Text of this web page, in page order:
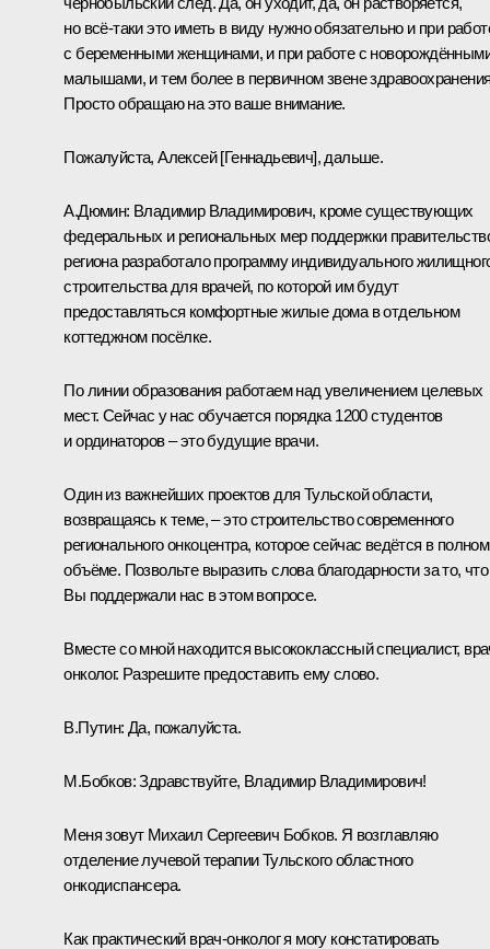
но всё-таки это иметь в виду нужно обязательно и при
с беременными женщинами, и при работе с
малышами, и тем более в первичном звене
Просто обращаю на это ваше внимание.
Пожалуйста, Алексей [Геннадьевич], дальше.
А.Дюмин: Владимир Владимирович, кроме существующих
федеральных и региональных мер поддержки
региона разработало программу индивидуального
строительства для врачей, по которой им будут
предоставляться комфортные жилые дома в отдельном
коттеджном посёлке.
По линии образования работаем над увеличением целевых
мест. Сейчас у нас обучается порядка 1200 студентов
и ординаторов – это будущие врачи.
Один из важнейших проектов для Тульской области,
возвращаясь к теме, – это строительство современного
регионального онкоцентра, которое сейчас ведётся в полном
объёме. Позвольте выразить слова благодарности за то, что
Вы поддержали нас в этом вопросе.
Вместе со мной находится высококлассный специалист,
онколог. Разрешите предоставить ему слово.
В.Путин: Да, пожалуйста.
М.Бобков:Здравствуйте, Владимир Владимирович!
Меня зовут Михаил Сергеевич Бобков. Я возглавляю
отделение лучевой терапии Тульского областного
онкодиспансера.
Как практический врач-онколог я могу констатировать